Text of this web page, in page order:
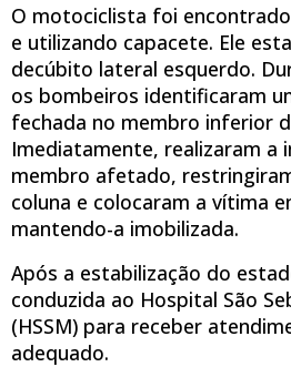
O motociclista foi
e utilizando capacete. Ele
decúbito lateral esquerdo.
os bombeiros identificaram
fechada no membro inferior
Imediatamente, realizaram a
membro afetado,
coluna e colocaram a vítima
mantendo-a imobilizada.
Após a estabilização do
conduzida ao Hospital São
(HSSM) para receber
adequado.